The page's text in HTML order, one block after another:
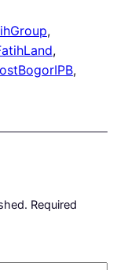
,
,
,
Required